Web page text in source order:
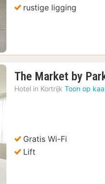
rustige ligging
foto
The Market by
Hotel in Kortrijk Toon op
Gratis Wi-Fi
Lift